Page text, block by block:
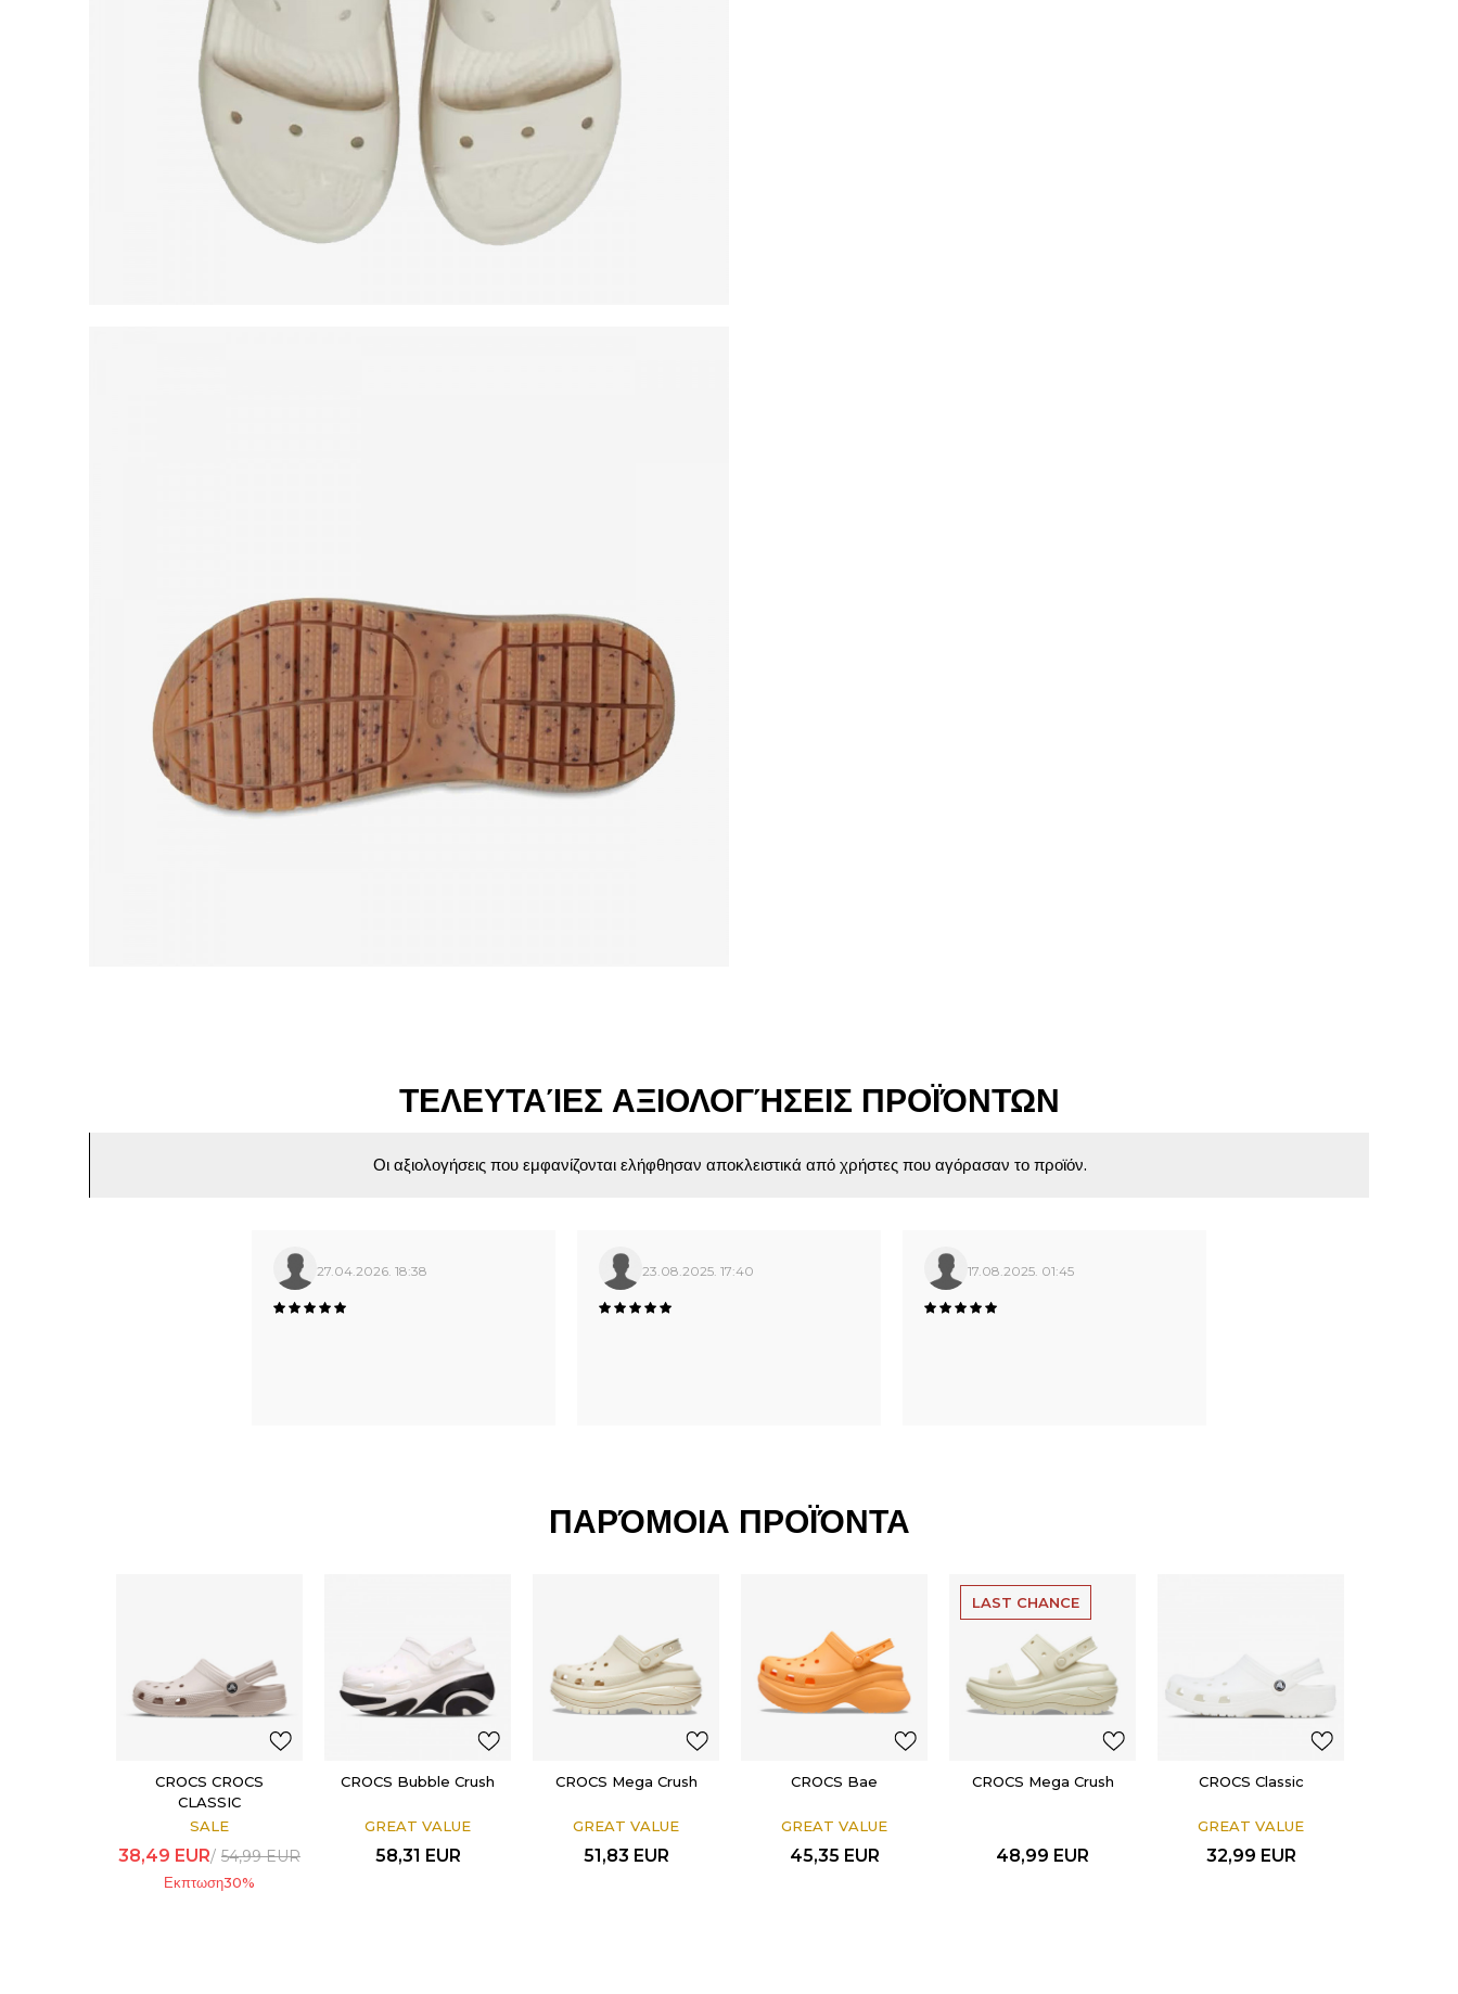
ΤΕΛΕΥΤΑΊΕΣ ΑΞΙΟΛΟΓΉΣΕΙΣ ΠΡΟΪΌΝΤΩΝ
Οι αξιολογήσεις που εμφανίζονται ελήφθησαν αποκλειστικά από χρήστες που αγόρασαν το προϊόν.
27.04.2026. 18:38 23.08.2025. 17:40 17.08.2025. 01:45
ΠΑΡΌΜΟΙΑ ΠΡΟΪΌΝΤΑ
CROCS CROCS
CLASSIC
SALE
38,49 EUR 54,99EUR
Εκπτωση30%
CROCS Bubble Crush
GREAT VALUE
58,31 EUR
CROCS Mega Crush
GREAT VALUE
51,83 EUR
CROCS Bae
GREAT VALUE
45,35 EUR
LAST CHANCE
CROCS Mega Crush
48,99 EUR
CROCS Classic
GREAT VALUE
32,99 EUR